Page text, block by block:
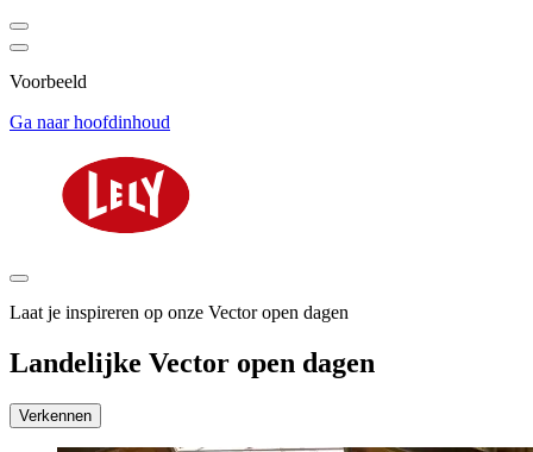
Voorbeeld
Ga naar hoofdinhoud
Laat je inspireren op onze Vector open dagen
Landelijke Vector open dagen
Verkennen